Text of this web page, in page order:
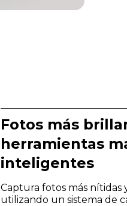
Fotos más
herramientas
inteligentes
Captura fotos más nítidas
utilizando un sistema de